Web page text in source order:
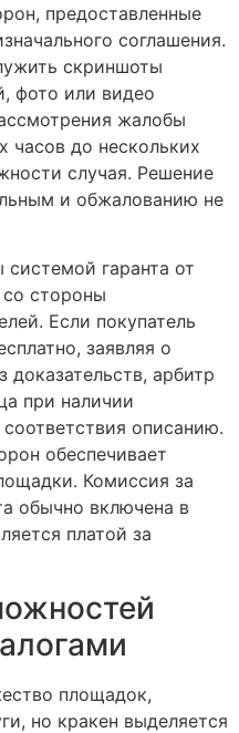
предоставленные
соглашения.
скриншоты
фото или видео
жалобы
часов до нескольких
случая. Решение
и обжалованию не
гаранта от
со стороны
Если покупатель
заявляя о
арбитр
при наличии
описанию.
обеспечивает
Комиссия за
обычно включена в
платой за
площадок,
но кракен выделяется